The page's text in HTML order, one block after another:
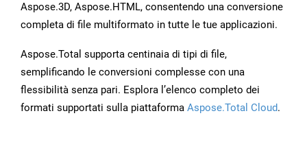
Aspose.3D, Aspose.HTML, consentendo una conversione
completa di file multiformato in tutte le tue applicazioni.
Aspose.Total supporta centinaia di tipi di file,
semplificando le conversioni complesse con una
flessibilità senza pari. Esplora l’elenco completo dei
formati supportati sulla piattaforma Aspose.Total Cloud.